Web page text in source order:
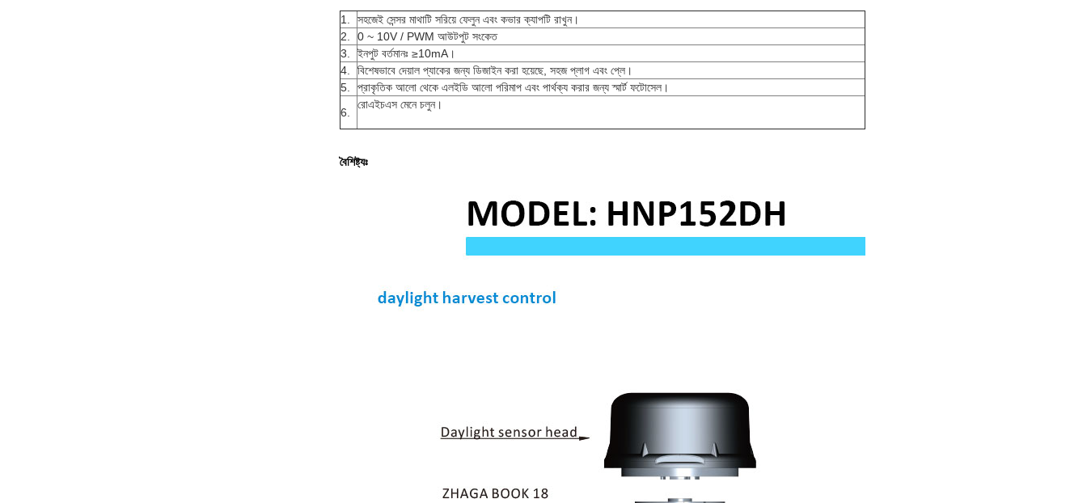
1.
সহজেই সেন্সর মাথাটি সরিয়ে ফেলুন এবং কভার ক্যাপটি রাখুন।
2.
0 ~ 10V / PWM আউটপুট সংকেত
3.
ইনপুট বর্তমানঃ ≥10mA।
4.
বিশেষভাবে দেয়াল প্যাকের জন্য ডিজাইন করা হয়েছে, সহজ প্লাগ এবং প্লে।
5.
প্রাকৃতিক আলো থেকে এলইডি আলো পরিমাপ এবং পার্থক্য করার জন্য স্মার্ট ফটোসেল।
6.
রোএইচএস মেনে চলুন।
বৈশিষ্ট্যঃ